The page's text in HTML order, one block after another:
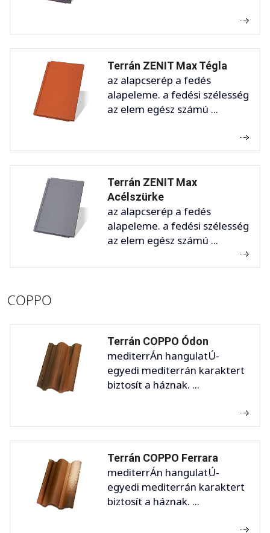
Terrán ZENIT Max Tégla
az alapcserép a fedés
alapeleme. a fedési szélesség
az elem egész számú ...
Terrán ZENIT Max
Acélszürke
az alapcserép a fedés
alapeleme. a fedési szélesség
az elem egész számú ...
COPPO
Terrán COPPO Ódon
mediterrÁn hangulatÚ-
egyedi mediterrán karaktert
biztosít a háznak. ...
Terrán COPPO Ferrara
mediterrÁn hangulatÚ-
egyedi mediterrán karaktert
biztosít a háznak. ...